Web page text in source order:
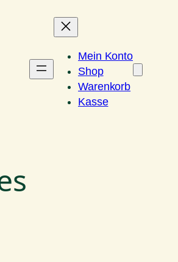
Mein Konto
Shop
Warenkorb
Kasse